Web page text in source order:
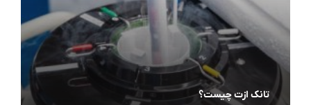
تانک ازت چیست؟